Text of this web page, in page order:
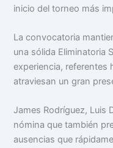
inicio del torneo más
La convocatoria
una sólida Eliminatoria
experiencia, referentes
atraviesan un gran
James Rodríguez, Luis
nómina que también
ausencias que